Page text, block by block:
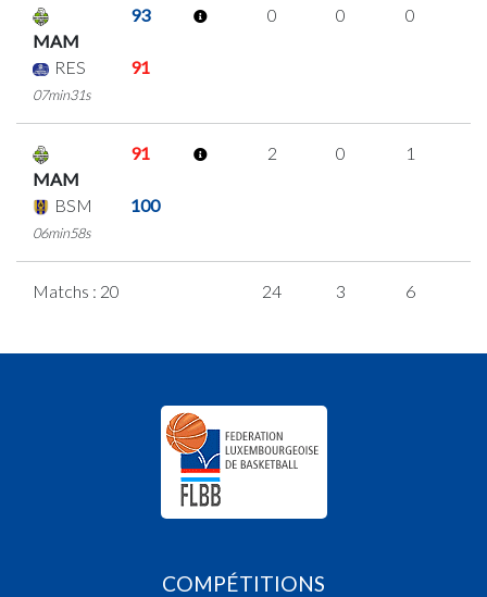
MAM
93
RES 91
07min31s
0 0 0
MAM
91
BSM 100
06min58s
2 0 1
Matchs : 20 24 3 6
COMPÉTITIONS